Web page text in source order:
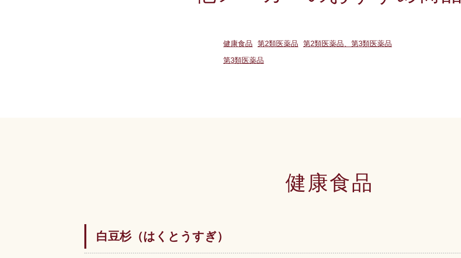
健康食品 第2類医薬品
第2類医薬品、第3類医薬品
第3類医薬品
健康食品
白豆杉（はくとうすぎ）